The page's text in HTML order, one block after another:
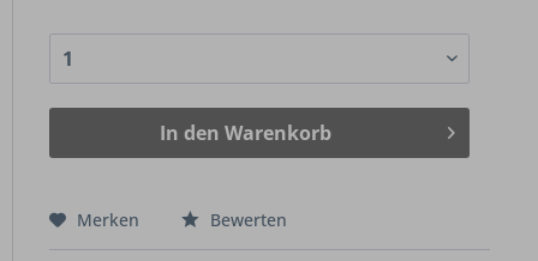
In den Warenkorb
Merken Bewerten